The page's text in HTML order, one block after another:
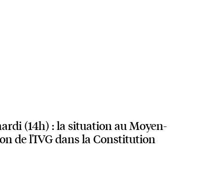
(14h) : la situation au Moyen-
de l'IVG dans la Constitution